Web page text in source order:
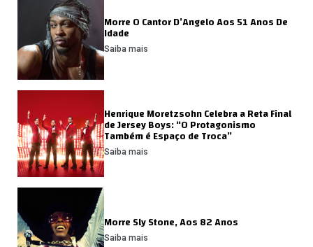
Morre O Cantor D’Angelo Aos 51 Anos De
Idade
Saiba mais
Henrique Moretzsohn Celebra a Reta Final
de Jersey Boys: “O Protagonismo
Também é Espaço de Troca”
Saiba mais
Morre Sly Stone, Aos 82 Anos
Saiba mais